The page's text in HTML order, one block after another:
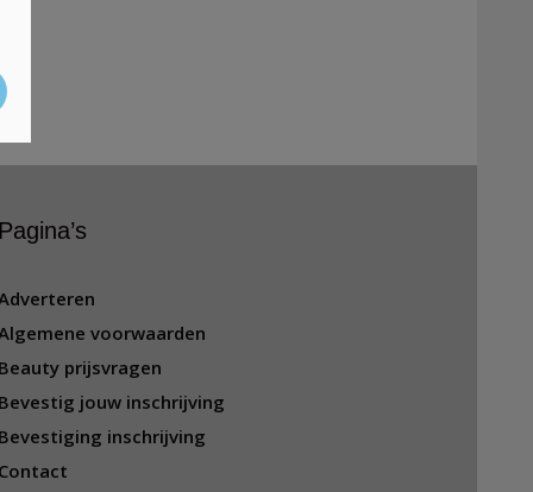
voorwaarden
prijsvragen
jouw inschrijving
inschrijving